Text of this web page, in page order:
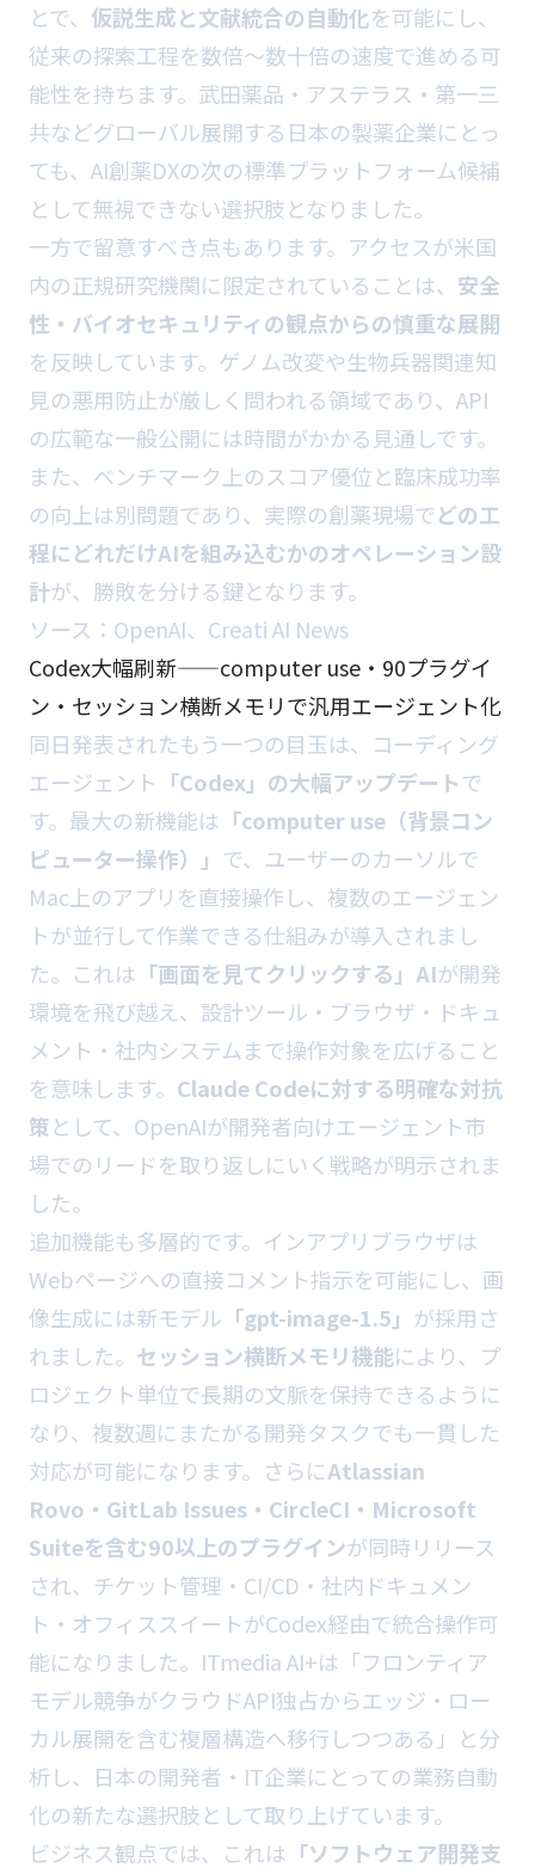
とで、 仮説生成と文献統合の自動化を可能にし、
従来の探索工程を数倍〜数十倍の速度で進める可
能性を持ちます。武田薬品・アステラス・第一三
共などグローバル展開する日本の製薬企業にとっ
ても、AI創薬DXの次の標準プラットフォーム候補
として無視できない選択肢となりました。
一方で留意すべき点もあります。アクセスが米国
内の正規研究機関に限定されていることは、 安全
性・バイオセキュリティの観点からの慎重な展開
を反映しています。ゲノム改変や生物兵器関連知
見の悪用防止が厳しく問われる領域であり、API
の広範な一般公開には時間がかかる見通しです。
また、ベンチマーク上のスコア優位と臨床成功率
の向上は別問題であり、実際の創薬現場でどの工
程にどれだけAIを組み込むかのオペレーション設
計が、勝敗を分ける鍵となります。
ソース： OpenAI、 Creati AI News
Codex大幅刷新——computer use・90プラグイ
ン・セッション横断メモリで汎用エージェント化
同日発表されたもう一つの目玉は、コーディング
エージェント 「Codex」の大幅アップデートで
す。最大の新機能は 「computer use（背景コン
ピューター操作）」 で、ユーザーのカーソルで
Mac上のアプリを直接操作し、複数のエージェン
トが並行して作業できる仕組みが導入されまし
た。これは 「画面を見てクリックする」AIが開発
環境を飛び越え、設計ツール・ブラウザ・ドキュ
メント・社内システムまで操作対象を広げること
を意味します。 Claude Codeに対する明確な対抗
策として、OpenAIが開発者向けエージェント市
場でのリードを取り返しにいく戦略が明示されま
した。
追加機能も多層的です。インアプリブラウザは
Webページへの直接コメント指示を可能にし、画
像生成には新モデル 「gpt-image-1.5」 が採用さ
れました。 セッション横断メモリ機能により、プ
ロジェクト単位で長期の文脈を保持できるように
なり、複数週にまたがる開発タスクでも一貫した
対応が可能になります。さらにAtlassian
Rovo・GitLab Issues・CircleCI・Microsoft
Suiteを含む90以上のプラグインが同時リリース
され、チケット管理・CI/CD・社内ドキュメン
ト・オフィススイートがCodex経由で統合操作可
能になりました。ITmedia AI+は「フロンティア
モデル競争がクラウドAPI独占からエッジ・ロー
カル展開を含む複層構造へ移行しつつある」と分
析し、日本の開発者・IT企業にとっての業務自動
化の新たな選択肢として取り上げています。
ビジネス観点では、これは 「ソフトウェア開発支